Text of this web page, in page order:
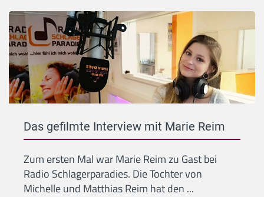
Das gefilmte Interview mit Marie Reim
Zum ersten Mal war Marie Reim zu Gast bei
Radio Schlagerparadies. Die Tochter von
Michelle und Matthias Reim hat den ...